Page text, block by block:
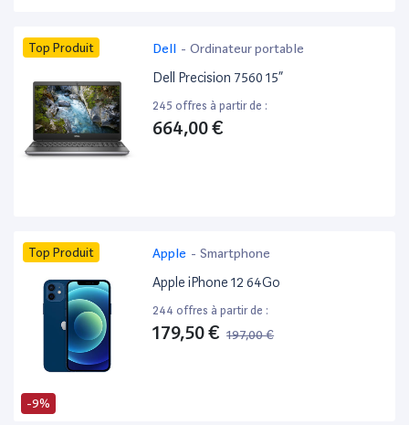
Top Produit Dell - Ordinateur portable
Dell Precision 7560 15”
245 offres à partir de :
664,00 €
-9%
Top Produit Apple - Smartphone
Apple iPhone 12 64Go
244 offres à partir de :
179,50 € 197,00 €